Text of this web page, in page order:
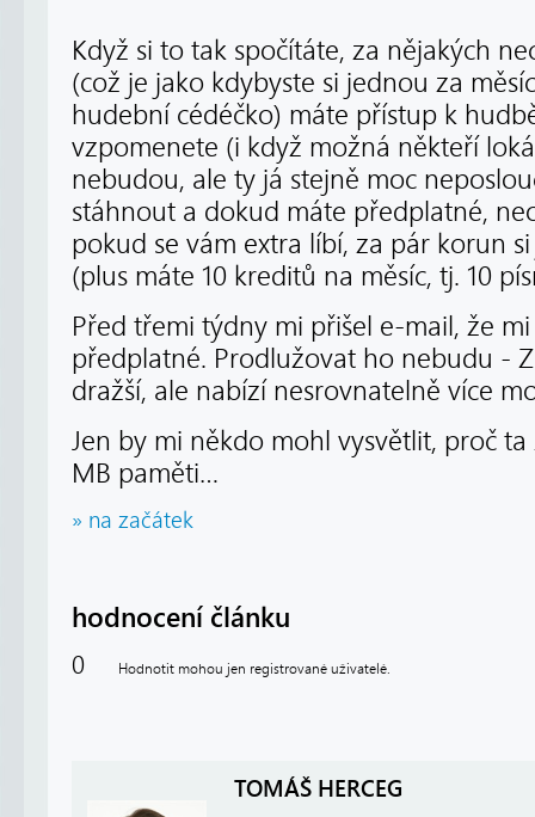
Když si to tak spočítáte, za nějakých
(což je jako kdybyste si jednou za
hudební cédéčko) máte přístup k
vzpomenete (i když možná někteří
nebudou, ale ty já stejně moc
stáhnout a dokud máte předplatné,
pokud se vám extra líbí, za pár korun
(plus máte 10 kreditů na měsíc, tj. 10
Před třemi týdny mi přišel e-mail, že
předplatné. Prodlužovat ho nebudu -
dražší, ale nabízí nesrovnatelně více
Jen by mi někdo mohl vysvětlit, proč
MB paměti…
» na začátek
hodnocení článku
0 Hodnotit mohou jen registrované uživatelé.
TOMÁŠ HERCEG